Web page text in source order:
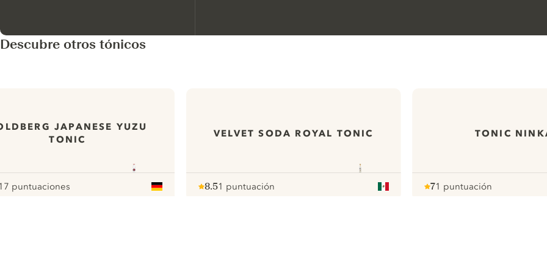
Descubre otros tónicos
JAPANESE YUZU
TONIC
puntuaciones
VELVET SODA ROYAL TONIC
8.5
pour
1 puntuación
TONIC
Note :
7
pour
1 puntuación